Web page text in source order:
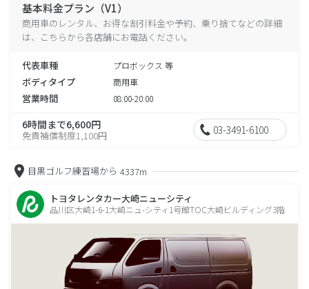
基本料金プラン（V1）
商用車のレンタル、お得な割引料金や予約、乗り捨てなどの詳細
は、こちらから各店舗にお電話ください。
代表車種 プロボックス 等
ボディタイプ 商用車
営業時間 08:00-20:00
6時間まで6,600円
免責補償制度1,100円 03-3491-6100
目黒ゴルフ練習場から 4337m
トヨタレンタカー大崎ニューシティ
品川区大崎1-6-1大崎ニュ-シティ1号館TOC大崎ビルディング3階